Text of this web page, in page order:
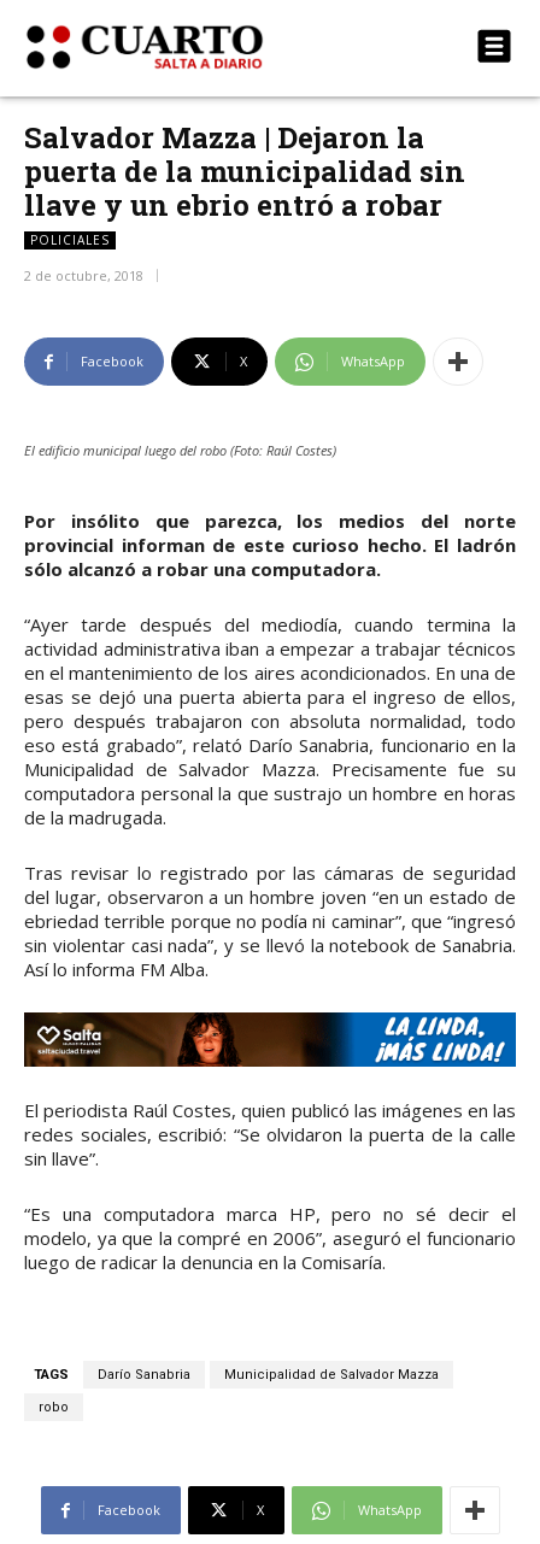
Salvador Mazza | Dejaron la
puerta de la municipalidad sin
llave y un ebrio entró a robar
POLICIALES
2 de octubre, 2018
Facebook X WhatsApp
El edificio municipal luego del robo (Foto: Raúl Costes)
Por insólito que parezca, los medios del norte
provincial informan de este curioso hecho. El ladrón
sólo alcanzó a robar una computadora.
“Ayer tarde después del mediodía, cuando termina la
actividad administrativa iban a empezar a trabajar técnicos
en el mantenimiento de los aires acondicionados. En una de
esas se dejó una puerta abierta para el ingreso de ellos,
pero después trabajaron con absoluta normalidad, todo
eso está grabado”, relató Darío Sanabria, funcionario en la
Municipalidad de Salvador Mazza. Precisamente fue su
computadora personal la que sustrajo un hombre en horas
de la madrugada.
Tras revisar lo registrado por las cámaras de seguridad
del lugar, observaron a un hombre joven “en un estado de
ebriedad terrible porque no podía ni caminar”, que “ingresó
sin violentar casi nada”, y se llevó la notebook de Sanabria.
Así lo informa FM Alba.
El periodista Raúl Costes, quien publicó las imágenes en las
redes sociales, escribió: “Se olvidaron la puerta de la calle
sin llave”.
“Es una computadora marca HP, pero no sé decir el
modelo, ya que la compré en 2006”, aseguró el funcionario
luego de radicar la denuncia en la Comisaría.
TAGS Darío Sanabria Municipalidad de Salvador Mazza
robo
Facebook X WhatsApp